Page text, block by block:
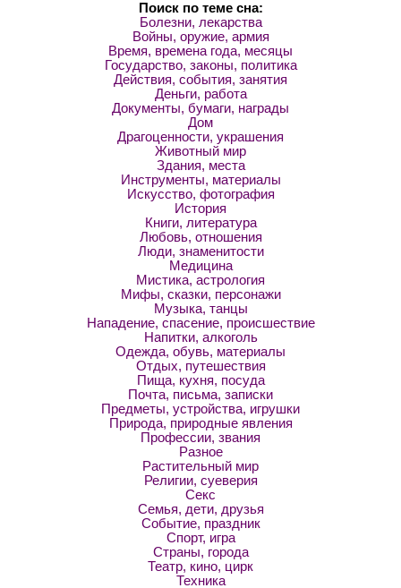
Поиск по теме сна:
Болезни, лекарства
Войны, оружие, армия
Время, времена года, месяцы
Государство, законы, политика
Действия, события, занятия
Деньги, работа
Документы, бумаги, награды
Дом
Драгоценности, украшения
Животный мир
Здания, места
Инструменты, материалы
Искусство, фотография
История
Книги, литература
Любовь, отношения
Люди, знаменитости
Медицина
Мистика, астрология
Мифы, сказки, персонажи
Музыка, танцы
Нападение, спасение, происшествие
Напитки, алкоголь
Одежда, обувь, материалы
Отдых, путешествия
Пища, кухня, посуда
Почта, письма, записки
Предметы, устройства, игрушки
Природа, природные явления
Профессии, звания
Разное
Растительный мир
Религии, суеверия
Секс
Семья, дети, друзья
Событие, праздник
Спорт, игра
Страны, города
Театр, кино, цирк
Техника